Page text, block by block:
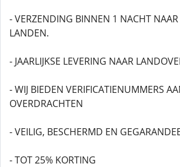
- VERZENDING BINNEN 1 NACHT NAAR
LANDEN.
- JAARLIJKSE LEVERING NAAR
- WIJ BIEDEN VERIFICATIENUMMERS
OVERDRACHTEN
- VEILIG, BESCHERMD EN
- TOT 25% KORTING